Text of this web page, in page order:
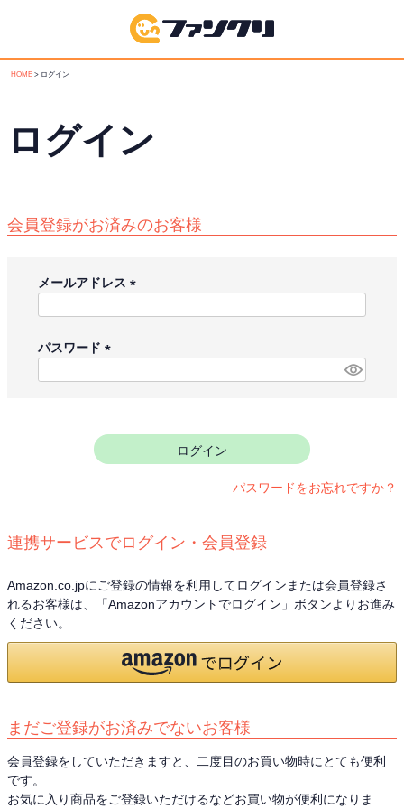
HOME ログイン
ログイン
会員登録がお済みのお客様
メールアドレス
)
パスワード
ログイン
パスワードをお忘れですか？
連携サービスでログイン・会員登録
Amazon.co.jpにご登録の情報を利用してログインまたは会員登録さ
れるお客様は、「Amazonアカウントでログイン」ボタンよりお進み
ください。
まだご登録がお済みでないお客様
会員登録をしていただきますと、二度目のお買い物時にとても便利
です。
お気に入り商品をご登録いただけるなどお買い物が便利になりま